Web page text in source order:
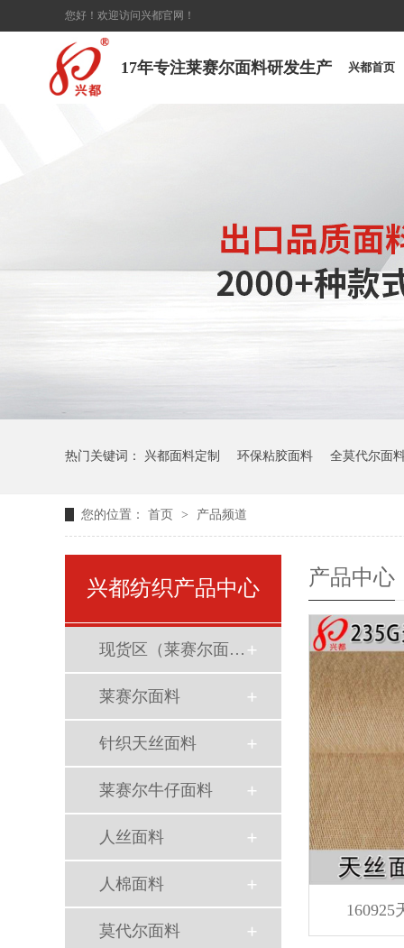
您好！欢迎访问兴都官网！
17年专注莱赛尔面料研发生产 兴都首页
热门关键词： 兴都面料定制 环保粘胶面料 全莫代尔面
您的位置： 首页 > 产品频道
产品中心
兴都纺织产品中心
现货区（莱赛尔面料）
莱赛尔面料
针织天丝面料
莱赛尔牛仔面料
人丝面料
人棉面料
莫代尔面料